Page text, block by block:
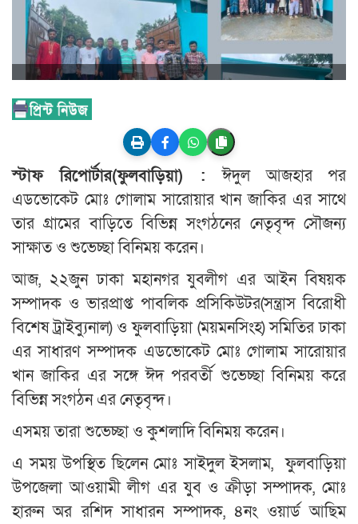
স্টাফ রিপোর্টার(ফুলবাড়িয়া) :ঈদুল আজহার পর
এডভোকেট মোঃ গোলাম সারোয়ার খান জাকির এর সাথে
তার গ্রামের বাড়িতে বিভিন্ন সংগঠনের নেতৃবৃন্দ সৌজন্য
সাক্ষাত ও শুভেচ্ছা বিনিময় করেন।
আজ, ২২জুন ঢাকা মহানগর যুবলীগ এর আইন বিষয়ক
সম্পাদক ও ভারপ্রাপ্ত পাবলিক প্রসিকিউটর(সন্ত্রাস বিরোধী
বিশেষ ট্রাইব্যুনাল) ও ফুলবাড়িয়া (ময়মনসিংহ) সমিতির ঢাকা
এর সাধারণ সম্পাদক এডভোকেট মোঃ গোলাম সারোয়ার
খান জাকির এর সঙ্গে ঈদ পরবর্তী শুভেচ্ছা বিনিময় করে
বিভিন্ন সংগঠন এর নেতৃবৃন্দ।
এসময় তারা শুভেচ্ছা ও কুশলাদি বিনিময় করেন।
এ সময় উপস্থিত ছিলেন মোঃ সাইদুল ইসলাম, ফুলবাড়িয়া
উপজেলা আওয়ামী লীগ এর যুব ও ক্রীড়া সম্পাদক, মোঃ
হারুন অর রশিদ সাধারন সম্পাদক, ৪নং ওয়ার্ড আছিম